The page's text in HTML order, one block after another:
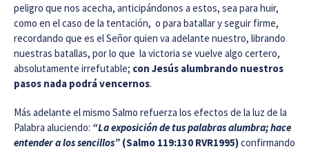
peligro que nos acecha, anticipándonos a estos, sea para huir,
como en el caso de la tentación, o para batallar y seguir firme,
recordando que es el Señor quien va adelante nuestro, librando
nuestras batallas, por lo que la victoria se vuelve algo certero,
absolutamente irrefutable; con Jesús alumbrando nuestros
pasos nada podrá vencernos.
Más adelante el mismo Salmo refuerza los efectos de la luz de la
Palabra aluciendo: “La exposición de tus palabras alumbra; hace
entender a los sencillos” (Salmo 119:130 RVR1995)confirmando